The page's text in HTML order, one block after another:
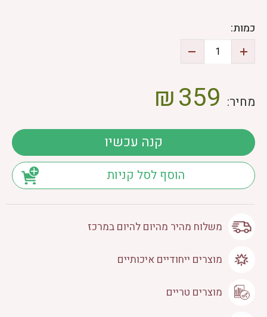
כמות:
מחיר: 359
₪
קנה עכשיו
הוסף לסל קניות
משלוח מהיר מהיום להיום במרכז
מוצרים ייחודיים איכותיים
מוצרים טריים